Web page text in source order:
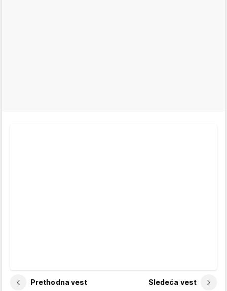
Prethodna vest Sledeća vest